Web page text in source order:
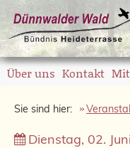
Über uns Kontakt
Sie sind hier:
Dienstag, 02.